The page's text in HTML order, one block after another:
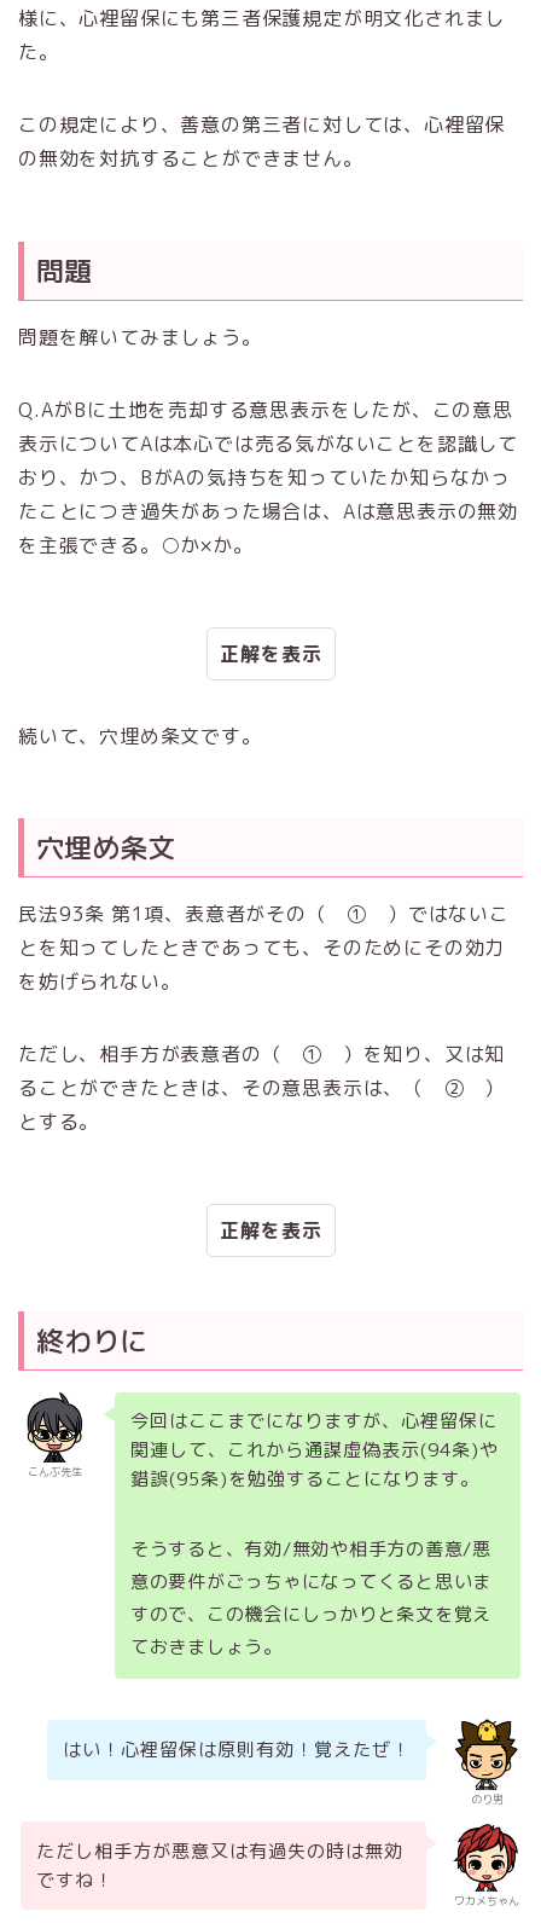
様に、心裡留保にも第三者保護規定が明文化されまし
た。
この規定により、善意の第三者に対しては、心裡留保
の無効を対抗することができません。
問題
問題を解いてみましょう。
Q.AがBに土地を売却する意思表示をしたが、この意思
表示についてAは本心では売る気がないことを認識して
おり、かつ、BがAの気持ちを知っていたか知らなかっ
たことにつき過失があった場合は、Aは意思表示の無効
を主張できる。○か×か。
正解
続いて、穴埋め条文です。
穴埋め条文
民法93条 第1項、表意者がその（ ① ）ではないこ
とを知ってしたときであっても、そのためにその効力
を妨げられない。
ただし、相手方が表意者の（ ① ）を知り、又は知
ることができたときは、その意思表示は、（ ② ）
とする。
正解
終わりに
こんぶ先生
今回はここまでになりますが、心裡留保に
関連して、これから通謀虚偽表示(94条)や
錯誤(95条)を勉強することになります。
そうすると、有効/無効や相手方の善意/悪
意の要件がごっちゃになってくると思いま
すので、この機会にしっかりと条文を覚え
ておきましょう。
のり男
はい！心裡留保は原則有効！覚えたぜ！
ワカメちゃん
ただし相手方が悪意又は有過失の時は無効
ですね！